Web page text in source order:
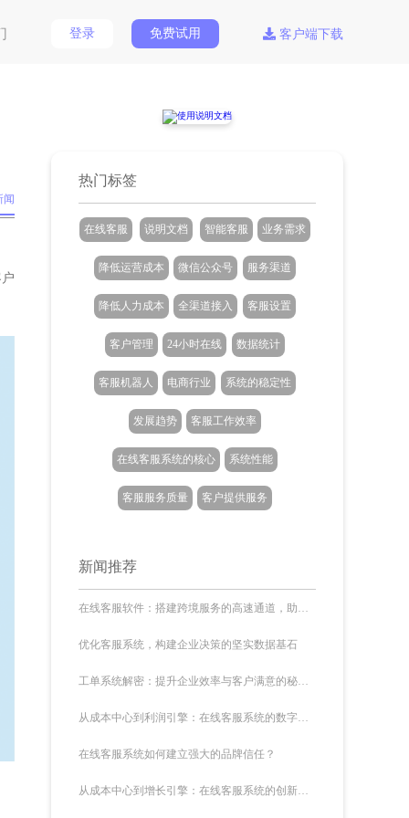
登录 免费试用 客户端下载
闻
热门标签
在线客服 说明文档 智能客服 业务需求
降低运营成本 微信公众号 服务渠道
降低人力成本 全渠道接入 客服设置
客户管理 24小时在线 数据统计
客服机器人 电商行业 系统的稳定性
发展趋势 客服工作效率
在线客服系统的核心 系统性能
客服服务质量 客户提供服务
新闻推荐
在线客服软件：搭建跨境服务的高速通道，助力全球化
优化客服系统，构建企业决策的坚实数据基石
工单系统解密：提升企业效率与客户满意的秘密武器
从成本中心到利润引擎：在线客服系统的数字化转型之路
在线客服系统如何建立强大的品牌信任？
从成本中心到增长引擎：在线客服系统的创新服务实践